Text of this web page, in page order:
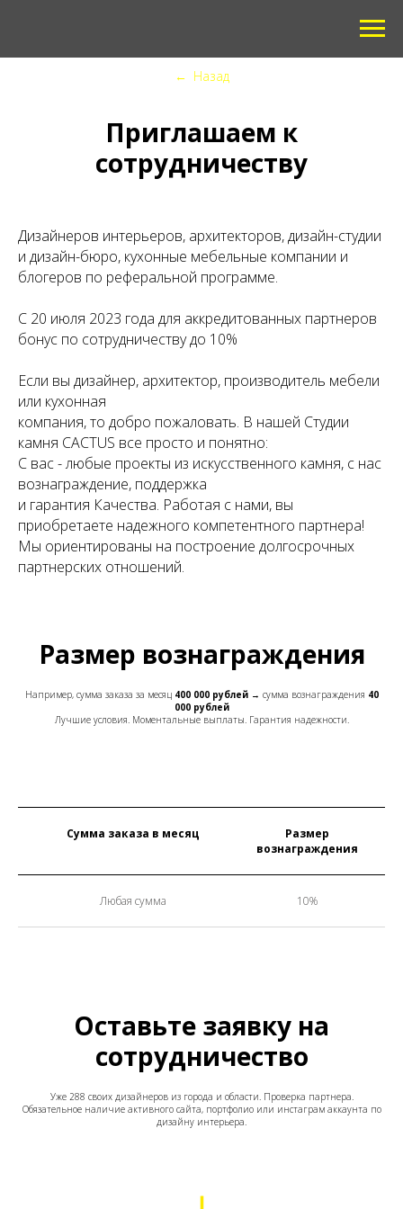
← Назад
Приглашаем к
сотрудничеству
Дизайнеров интерьеров, архитекторов, дизайн-студии
и дизайн-бюро, кухонные мебельные компании и
блогеров по реферальной программе.
С 20 июля 2023 года для аккредитованных партнеров
бонус по сотрудничеству до 10%
Если вы дизайнер, архитектор, производитель мебели
или кухонная
компания, то добро пожаловать. В нашей Студии
камня CACTUS все просто и понятно:
С вас - любые проекты из искусственного камня, с нас
вознаграждение, поддержка
и гарантия Качества. Работая с нами, вы
приобретаете надежного компетентного партнера!
Мы ориентированы на построение долгосрочных
партнерских отношений.
Размер вознаграждения
Например, сумма заказа за месяц 400 000 рублей→ сумма вознаграждения 40
000 рублей
Лучшие условия. Моментальные выплаты. Гарантия надежности.
Сумма заказа в месяц
Размер
вознаграждения
Любая сумма 10%
Оставьте заявку на
сотрудничество
Уже 288 своих дизайнеров из города и области. Проверка партнера.
Обязательное наличие активного сайта, портфолио или инстаграм аккаунта по
дизайну интерьера.